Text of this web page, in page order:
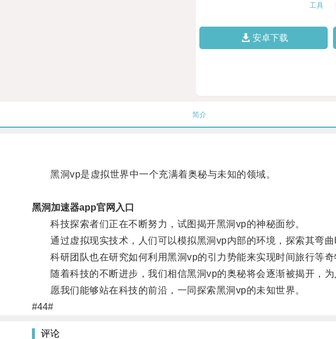
工具
安卓下载
简介
黑洞vp是虚拟世界中一个充满着奥秘与未知的领域。
黑洞加速器app官网入口
科技探索者们正在不断努力，试图揭开黑洞vp的神秘面纱。
通过虚拟现实技术，人们可以模拟黑洞vp内部的环境，探索其弯曲
科研团队也在研究如何利用黑洞vp的引力势能来实现时间旅行等奇
随着科技的不断进步，我们相信黑洞vp的奥秘将会逐渐被揭开，为
愿我们能够站在科技的前沿，一同探索黑洞vp的未知世界。
#44#
评论